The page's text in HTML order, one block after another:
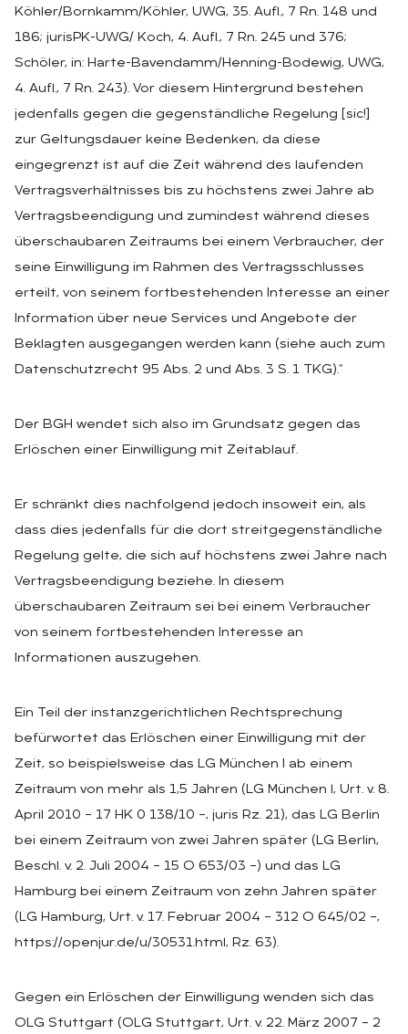
Köhler/Bornkamm/Köhler, UWG, 35. Aufl., 7 Rn. 148 und
186; jurisPK-UWG/ Koch, 4. Aufl., 7 Rn. 245 und 376;
Schöler, in: Harte-Bavendamm/Henning-Bodewig, UWG,
4. Aufl., 7 Rn. 243). Vor diesem Hintergrund bestehen
jedenfalls gegen die gegenständliche Regelung [sic!]
zur Geltungsdauer keine Bedenken, da diese
eingegrenzt ist auf die Zeit während des laufenden
Vertragsverhältnisses bis zu höchstens zwei Jahre ab
Vertragsbeendigung und zumindest während dieses
überschaubaren Zeitraums bei einem Verbraucher, der
seine Einwilligung im Rahmen des Vertragsschlusses
erteilt, von seinem fortbestehenden Interesse an einer
Information über neue Services und Angebote der
Beklagten ausgegangen werden kann (siehe auch zum
Datenschutzrecht 95 Abs. 2 und Abs. 3 S. 1 TKG).“
Der BGH wendet sich also im Grundsatz gegen das
Erlöschen einer Einwilligung mit Zeitablauf.
Er schränkt dies nachfolgend jedoch insoweit ein, als
dass dies jedenfalls für die dort streitgegenständliche
Regelung gelte, die sich auf höchstens zwei Jahre nach
Vertragsbeendigung beziehe. In diesem
überschaubaren Zeitraum sei bei einem Verbraucher
von seinem fortbestehenden Interesse an
Informationen auszugehen.
Ein Teil der instanzgerichtlichen Rechtsprechung
befürwortet das Erlöschen einer Einwilligung mit der
Zeit, so beispielsweise das LG München I ab einem
Zeitraum von mehr als 1,5 Jahren (LG München l, Urt. v. 8.
April 2010 – 17 HK 0 138/10 –, juris Rz. 21), das LG Berlin
bei einem Zeitraum von zwei Jahren später (LG Berlin,
Beschl. v. 2. Juli 2004 – 15 O 653/03 –) und das LG
Hamburg bei einem Zeitraum von zehn Jahren später
(LG Hamburg, Urt. v. 17. Februar 2004 – 312 O 645/02 –,
https://openjur.de/u/30531.html, Rz. 63).
Gegen ein Erlöschen der Einwilligung wenden sich das
OLG Stuttgart (OLG Stuttgart, Urt. v. 22. März 2007 – 2